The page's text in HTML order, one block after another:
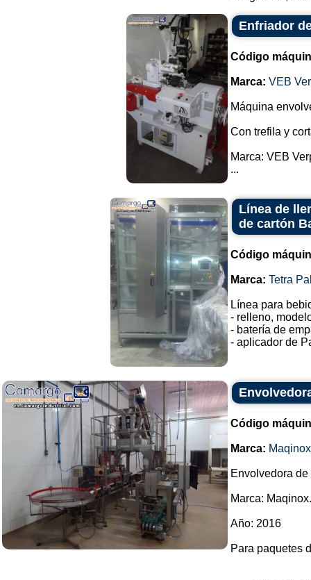
Enfriador
Código
Marca: VEB
Máquina
Con trefila y
Marca: VEB
...
Línea de
de cartón
Código
Marca: Tetra
Línea para
- relleno,
- batería de
- aplicador de
Código
Marca: Maqinox
Envolvedora
Marca: Maqinox.
Año: 2016
Para paquetes